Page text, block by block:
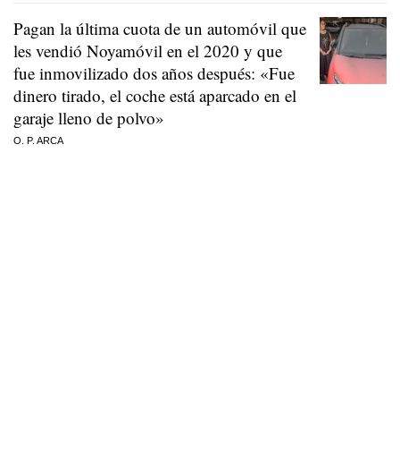
Pagan la última cuota de un automóvil que
les vendió Noyamóvil en el 2020 y que
fue inmovilizado dos años después: «Fue
dinero tirado, el coche está aparcado en el
garaje lleno de polvo»
O. P. ARCA